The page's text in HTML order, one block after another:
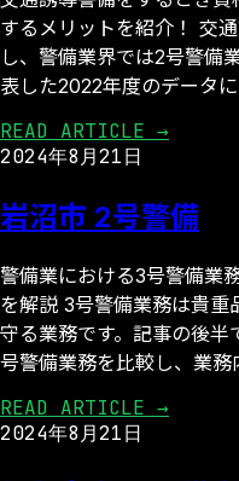
するメリットを紹介！ 交
し、警備業界では2号警備
表した2022年度のデータ
READ ARTICLE →
2024年8月21日
岩沼市 2号警備
警備業における3号警備業
を解説 3号警備業務は貴重
守る業務です。記事の後半
号警備業務を比較し、業
READ ARTICLE →
2024年8月21日